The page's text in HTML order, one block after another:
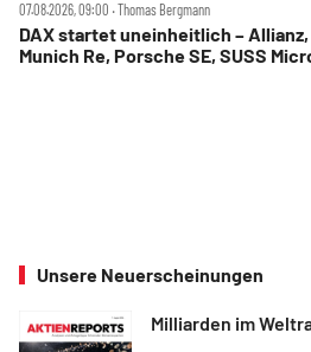
07.08.2026, 09:00 ‧ Thomas Bergmann
DAX startet uneinheitlich –
Munich Re, Porsche SE, SUSS
Unsere Neuerscheinungen
Milliarden im